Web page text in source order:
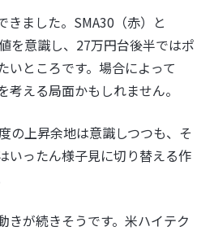
きました。SMA30（赤）と
を意識し、27万円台後半ではポ
いところです。場合によって
える局面かもしれません。
の上昇余地は意識しつつも、そ
いったん様子見に切り替える作
きが続きそうです。米ハイテク